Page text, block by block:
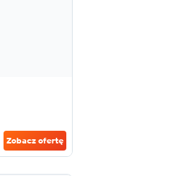
Zobacz ofertę